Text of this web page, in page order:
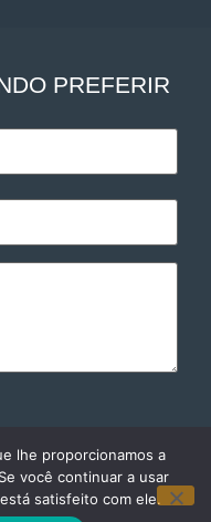
PREFERIR
lhe proporcionamos a
você continuar a usar
satisfeito com ele.